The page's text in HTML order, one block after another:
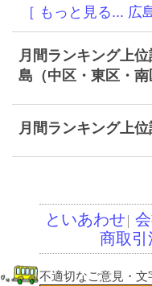
［ もっと見る... 広
月間ランキング上
島（中区・東区・南
月間ランキング上
といあわせ
商取引
不適切なご意見・文